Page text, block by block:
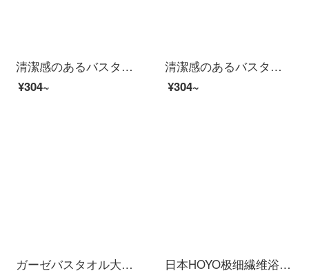
清潔感のあるバスタオル純綿家庭用男女全綿に厚い抗菌力を加え、吸水速乾風呂大巾静謐藍（A種標準/長い綿毛/ドイツ司馬3 A級抗菌）
¥304~
清潔感のあるバスタオル純綿家庭用男女全綿に厚い抗菌力を加え、吸水速乾風呂大巾グレー（A種標準/長毛綿/ドイツ司馬3 A級抗菌）
¥304~
ガーゼバスタオル大家族用吸水速乾タオル女性網赤カップル綿西里藍【バスタオル＋タオル】
日本HOYO极细繊维浴スカート女性家庭用吸水非纯绵速乾学生少女寮